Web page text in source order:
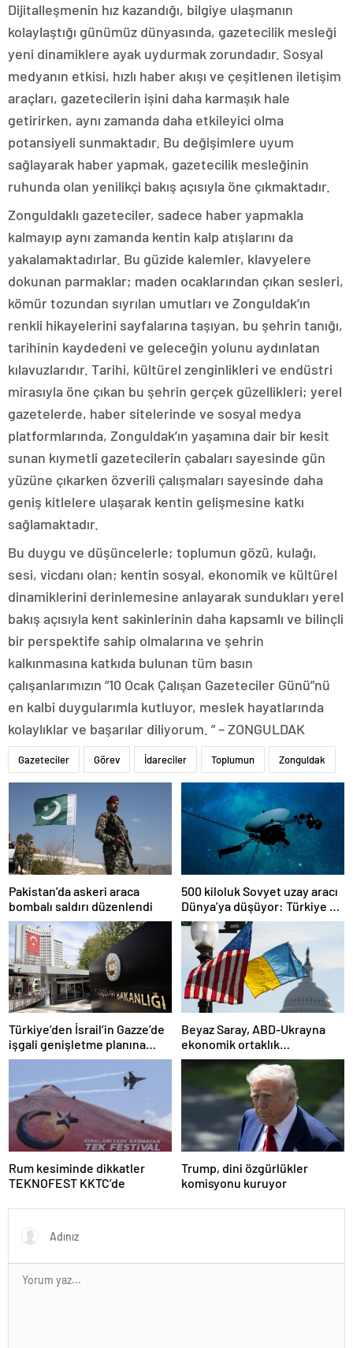
Dijitalleşmenin hız kazandığı, bilgiye ulaşmanın
kolaylaştığı günümüz dünyasında, gazetecilik mesleği
yeni dinamiklere ayak uydurmak zorundadır. Sosyal
medyanın etkisi, hızlı haber akışı ve çeşitlenen iletişim
araçları, gazetecilerin işini daha karmaşık hale
getirirken, aynı zamanda daha etkileyici olma
potansiyeli sunmaktadır. Bu değişimlere uyum
sağlayarak haber yapmak, gazetecilik mesleğinin
ruhunda olan yenilikçi bakış açısıyla öne çıkmaktadır.
Zonguldaklı gazeteciler, sadece haber yapmakla
kalmayıp aynı zamanda kentin kalp atışlarını da
yakalamaktadırlar. Bu güzide kalemler, klavyelere
dokunan parmaklar; maden ocaklarından çıkan sesleri,
kömür tozundan sıyrılan umutları ve Zonguldak’ın
renkli hikayelerini sayfalarına taşıyan, bu şehrin tanığı,
tarihinin kaydedeni ve geleceğin yolunu aydınlatan
kılavuzlarıdır. Tarihi, kültürel zenginlikleri ve endüstri
mirasıyla öne çıkan bu şehrin gerçek güzellikleri; yerel
gazetelerde, haber sitelerinde ve sosyal medya
platformlarında, Zonguldak’ın yaşamına dair bir kesit
sunan kıymetli gazetecilerin çabaları sayesinde gün
yüzüne çıkarken özverili çalışmaları sayesinde daha
geniş kitlelere ulaşarak kentin gelişmesine katkı
sağlamaktadır.
Bu duygu ve düşüncelerle; toplumun gözü, kulağı,
sesi, vicdanı olan; kentin sosyal, ekonomik ve kültürel
dinamiklerini derinlemesine anlayarak sundukları yerel
bakış açısıyla kent sakinlerinin daha kapsamlı ve bilinçli
bir perspektife sahip olmalarına ve şehrin
kalkınmasına katkıda bulunan tüm basın
çalışanlarımızın “10 Ocak Çalışan Gazeteciler Günü”nü
en kalbi duygularımla kutluyor, meslek hayatlarında
kolaylıklar ve başarılar diliyorum. ” – ZONGULDAK
Gazeteciler Görev İdareciler Toplumun Zonguldak
Pakistan’da askeri araca
bombalı saldırı düzenlendi
500 kiloluk Sovyet uzay aracı
Dünya’ya düşüyor: Türkiye de
risk altında
Türkiye’den İsrail’in Gazze’de
işgali genişletme planına
tepki
Beyaz Saray, ABD-Ukrayna
ekonomik ortaklık
anlaşmasının detaylarını
Rum kesiminde dikkatler
TEKNOFEST KKTC’de
Trump, dini özgürlükler
komisyonu kuruyor